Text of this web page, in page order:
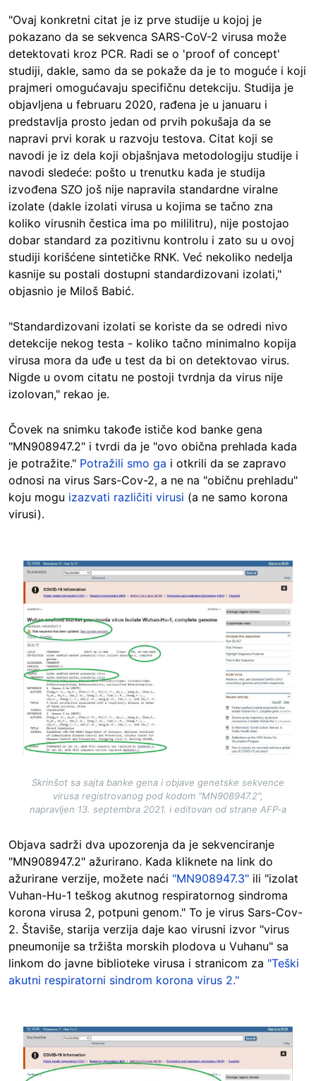
"Ovaj konkretni citat je iz prve studije u kojoj je
pokazano da se sekvenca SARS-CoV-2 virusa može
detektovati kroz PCR. Radi se o 'proof of concept'
studiji, dakle, samo da se pokaže da je to moguće i koji
prajmeri omogućavaju specifičnu detekciju. Studija je
objavljena u februaru 2020, rađena je u januaru i
predstavlja prosto jedan od prvih pokušaja da se
napravi prvi korak u razvoju testova. Citat koji se
navodi je iz dela koji objašnjava metodologiju studije i
navodi sledeće: pošto u trenutku kada je studija
izvođena SZO još nije napravila standardne viralne
izolate (dakle izolati virusa u kojima se tačno zna
koliko virusnih čestica ima po mililitru), nije postojao
dobar standard za pozitivnu kontrolu i zato su u ovoj
studiji korišćene sintetičke RNK. Već nekoliko nedelja
kasnije su postali dostupni standardizovani izolati,"
objasnio je Miloš Babić.
"Standardizovani izolati se koriste da se odredi nivo
detekcije nekog testa - koliko tačno minimalno kopija
virusa mora da uđe u test da bi on detektovao virus.
Nigde u ovom citatu ne postoji tvrdnja da virus nije
izolovan," rekao je.
Čovek na snimku takođe ističe kod banke gena
"MN908947.2" i tvrdi da je "ovo obična prehlada kada
je potražite." Potražili smo ga i otkrili da se zapravo
odnosi na virus Sars-Cov-2, a ne na "običnu prehladu"
koju mogu izazvati različiti virusi (a ne samo korona
virusi).
Image
Skrinšot sa sajta banke gena i objave genetske sekvence
virusa registrovanog pod kodom "MN908947.2",
napravljen 13. septembra 2021. i editovan od strane AFP-a
Objava sadrži dva upozorenja da je sekvenciranje
"MN908947.2" ažurirano. Kada kliknete na link do
ažurirane verzije, možete naći "MN908947.3" ili "izolat
Vuhan-Hu-1 teškog akutnog respiratornog sindroma
korona virusa 2, potpuni genom." To je virus Sars-Cov-
2. Štaviše, starija verzija daje kao virusni izvor "virus
pneumonije sa tržišta morskih plodova u Vuhanu" sa
linkom do javne biblioteke virusa i stranicom za "Teški
akutni respiratorni sindrom korona virus 2."
Image